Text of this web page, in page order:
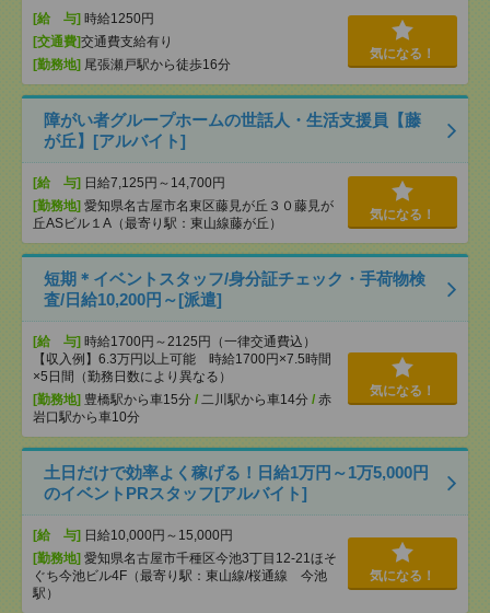
[給 与] 時給1250円
[交通費]交通費支給有り
[勤務地] 尾張瀬戸駅から徒歩16分
気になる！
障がい者グループホームの世話人・生活支援員【藤
が丘】[アルバイト]
[給 与] 日給7,125円～14,700円
[勤務地] 愛知県名古屋市名東区藤見が丘３０藤見が
丘ASビル１A（最寄り駅：東山線藤が丘）
気になる！
短期＊イベントスタッフ/身分証チェック・手荷物検
査/日給10,200円～[派遣]
[給 与] 時給1700円～2125円（一律交通費込）
【収入例】6.3万円以上可能 時給1700円×7.5時間
×5日間（勤務日数により異なる）
[勤務地] 豊橋駅から車15分 / 二川駅から車14分 / 赤
岩口駅から車10分
気になる！
土日だけで効率よく稼げる！日給1万円～1万5,000円
のイベントPRスタッフ[アルバイト]
[給 与] 日給10,000円～15,000円
[勤務地] 愛知県名古屋市千種区今池3丁目12-21ほそ
ぐち今池ビル4F（最寄り駅：東山線/桜通線 今池
駅）
気になる！